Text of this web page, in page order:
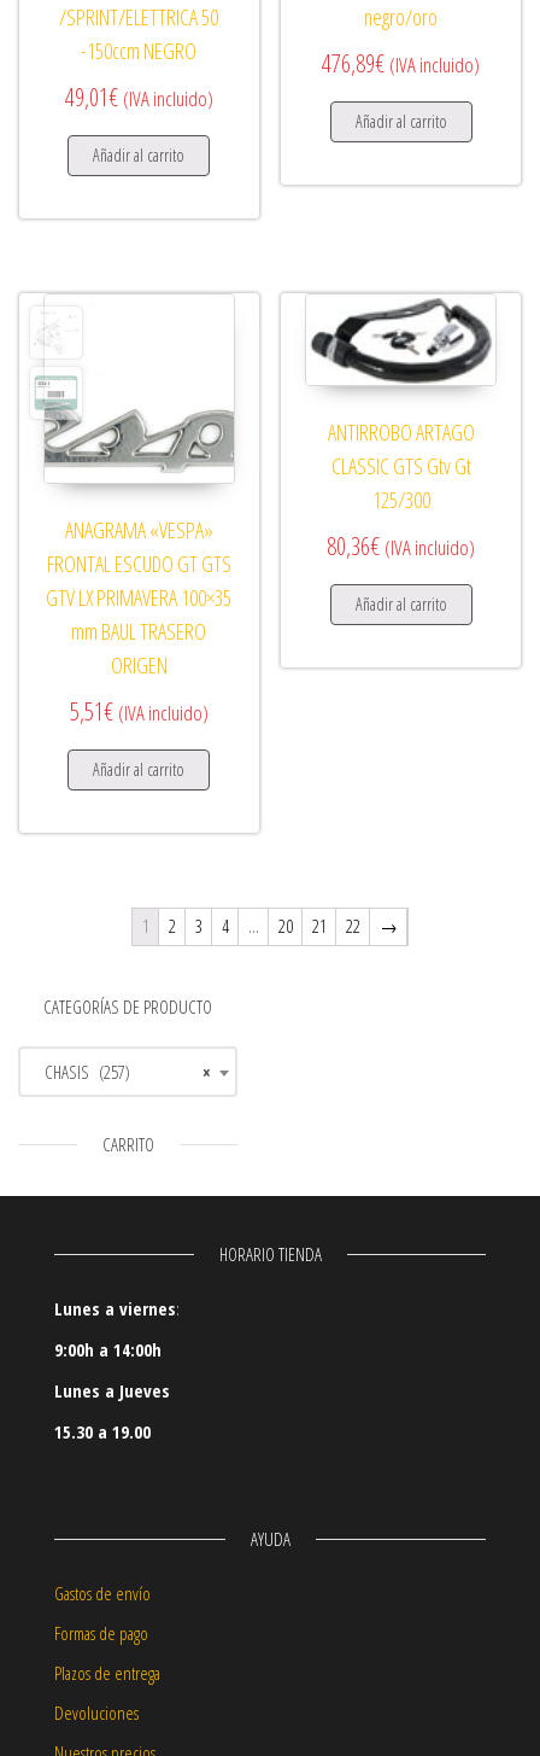
/SPRINT/ELETTRICA 50
-150ccm NEGRO
49,01€ (IVA incluido)
Añadir al carrito
negro/oro
476,89€ (IVA incluido)
Añadir al carrito
ANAGRAMA «VESPA»
FRONTAL ESCUDO GT GTS
GTV LX PRIMAVERA 100×35
mm BAUL TRASERO
ORIGEN
5,51€ (IVA incluido)
Añadir al carrito
ANTIRROBO ARTAGO
CLASSIC GTS Gtv Gt
125/300
80,36€ (IVA incluido)
Añadir al carrito
1 2 3 4 … 20 21 22 →
CATEGORÍAS DE PRODUCTO
×
CHASIS (257)
CARRITO
HORARIO TIENDA
Lunes a viernes:
9:00h a 14:00h
Lunes a Jueves
15.30 a 19.00
AYUDA
Gastos de envío
Formas de pago
Plazos de entrega
Devoluciones